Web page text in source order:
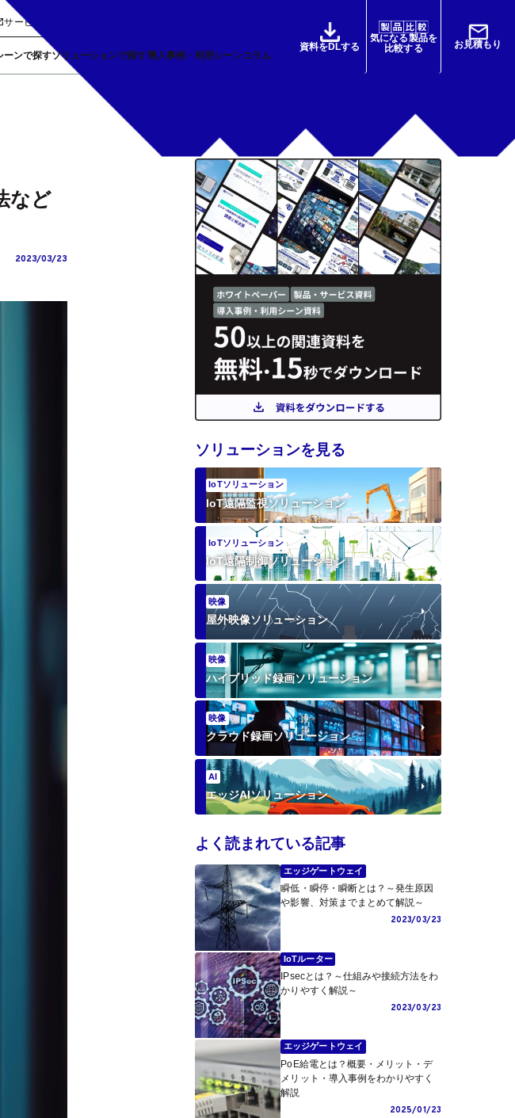
サービス管理ポータル
ーンで探すソリューションで探す導入事例・利用シーンコラム
資料をDLする
気になる製品を
比較する
お見積もり
など
2023/03/23
ソリューションを見る
IoTソリューション
IoT遠隔監視ソリューション
IoTソリューション
IoT遠隔制御ソリューション
映像
屋外映像ソリューション
映像
ハイブリッド録画ソリューション
映像
クラウド録画ソリューション
AI
エッジAIソリューション
よく読まれている記事
エッジゲートウェイ
瞬低・瞬停・瞬断とは？～発生原因
や影響、対策までまとめて解説～
2023/03/23
IoTルーター
IPsecとは？～仕組みや接続方法をわ
かりやすく解説～
2023/03/23
エッジゲートウェイ
PoE給電とは？概要・メリット・デ
メリット・導入事例をわかりやすく
解説
2025/01/23